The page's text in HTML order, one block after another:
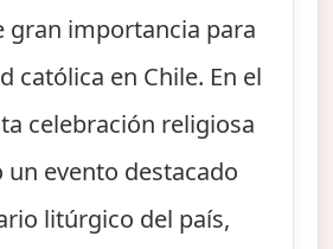
gran importancia para
católica en Chile. En el
celebración religiosa
un evento destacado
litúrgico del país,